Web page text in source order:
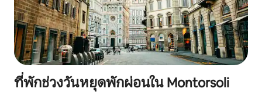
ที่พักช่วงวันหยุดพักผ่อนใน Montorsoli